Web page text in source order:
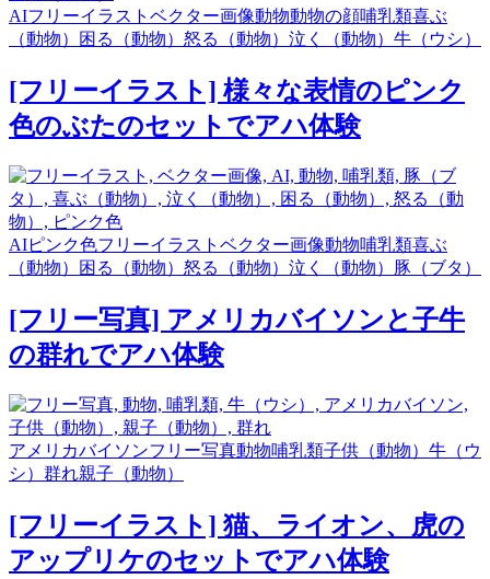
AIフリーイラスト ベクター画像動物動物の顔哺乳類喜ぶ
（動物）
困る（動物） 怒る（動物） 泣く（動物） 牛（ウシ）
[フリーイラスト] 様々な表情のピンク
色のぶたのセットでアハ体験
AIピンク色フリーイラスト ベクター画像動物哺乳類喜ぶ
（動物）
困る（動物） 怒る（動物） 泣く（動物） 豚（ブタ）
[フリー写真] アメリカバイソンと子牛
の群れでアハ体験
アメリカバイソンフリー写真動物哺乳類子供（動物） 牛（ウ
シ） 群れ親子（動物）
[フリーイラスト] 猫、ライオン、虎の
アップリケのセットでアハ体験